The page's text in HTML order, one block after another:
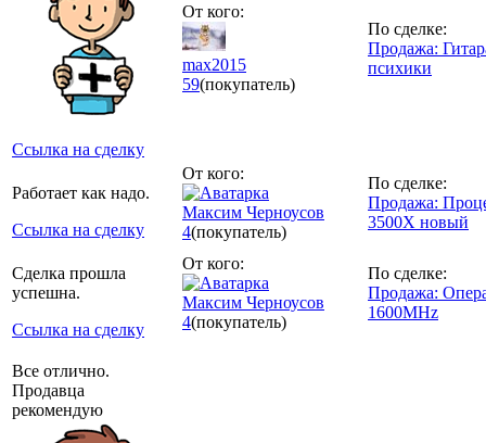
Ссылка на сделку
От кого:
max2015
59(покупатель)
По сделке:
Продажа:
психики
Работает как надо.
Ссылка на сделку
От кого:
Максим Черноусов
4(покупатель)
По сделке:
Продажа:
3500X новый
Сделка прошла
успешна.
Ссылка на сделку
От кого:
Максим Черноусов
4(покупатель)
По сделке:
Продажа:
1600MHz
Все отлично.
Продавца
рекомендую